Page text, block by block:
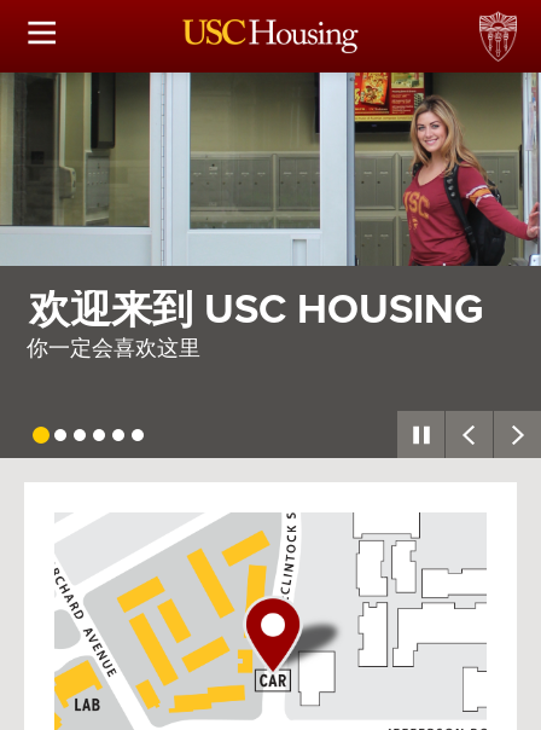
住房选择
财务实事资讯
会议资讯
常见问题解答
需要整个村庄
因此，我们建造了一座
USC
Housing
G
o
t
o
n
t
e
r